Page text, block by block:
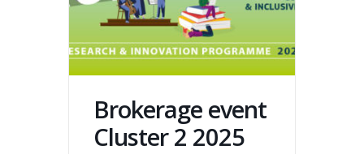
Brokerage event
Cluster 2 2025